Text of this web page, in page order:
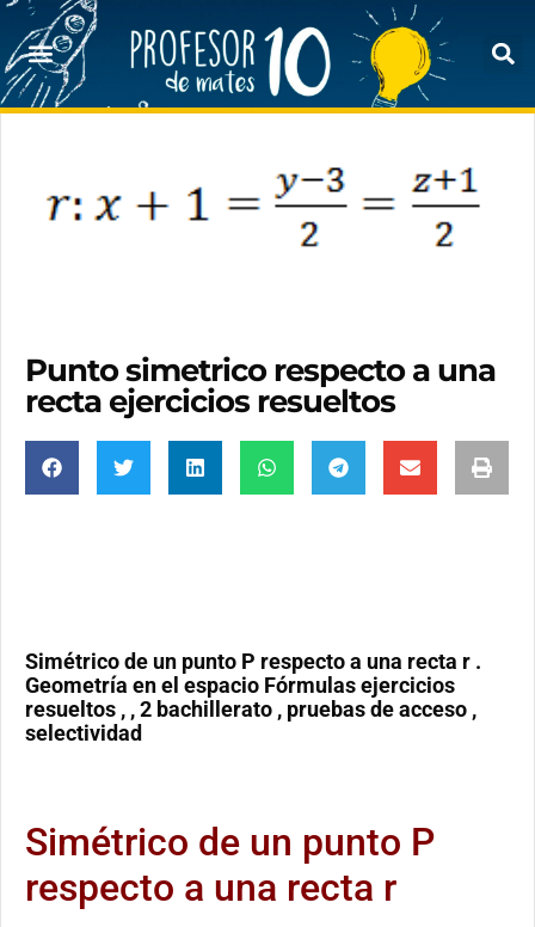
Punto simetrico respecto a una
recta ejercicios resueltos
Simétrico de un punto P respecto a una recta r .
Geometría en el espacio Fórmulas ejercicios
resueltos , , 2 bachillerato , pruebas de acceso ,
selectividad
Simétrico de un punto P
respecto a una recta r